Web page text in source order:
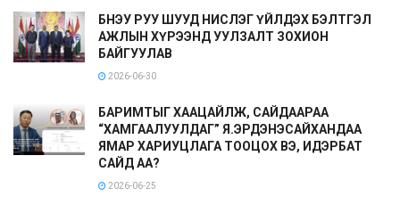
БНЭУ РУУ ШУУД НИСЛЭГ ҮЙЛДЭХ БЭЛТГЭЛ
АЖЛЫН ХҮРЭЭНД УУЛЗАЛТ ЗОХИОН
БАЙГУУЛАВ
2026-06-30
БАРИМТЫГ ХААЦАЙЛЖ, САЙДААРАА
“ХАМГААЛУУЛДАГ” Я.ЭРДЭНЭСАЙХАНДАА
ЯМАР ХАРИУЦЛАГА ТООЦОХ ВЭ, ИДЭРБАТ
САЙД АА?
2026-06-25